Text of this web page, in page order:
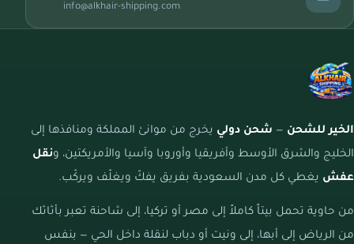
info@alkhair-shipping.com
الخير للشحن — شحن دولي يخرج من موانئ المملكة ومنافذها إلى
الخليج والشرق الأوسط وأفريقيا وأوروبا وآسيا والأمريكتين، ونقل
عفش يغطي كل مدن السعودية بفريق يفكّ ويغلّف ويركّب.
من حاوية تحمل بيتاً كاملاً إلى مصر أو تركيا، إلى شاحنة تعبر بأثاثك
من الرياض إلى أبها، إلى ونيت أو دباب لنقلة داخل الحي — بنفس